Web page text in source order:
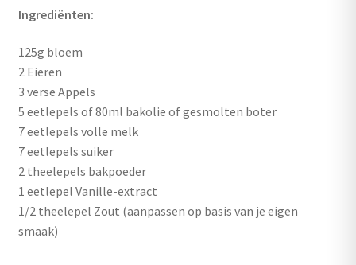
Ingrediënten:
125g bloem
2 Eieren
3 verse Appels
5 eetlepels of 80ml bakolie of gesmolten boter
7 eetlepels volle melk
7 eetlepels suiker
2 theelepels bakpoeder
1 eetlepel Vanille-extract
1/2 theelepel Zout (aanpassen op basis van je eigen
smaak)